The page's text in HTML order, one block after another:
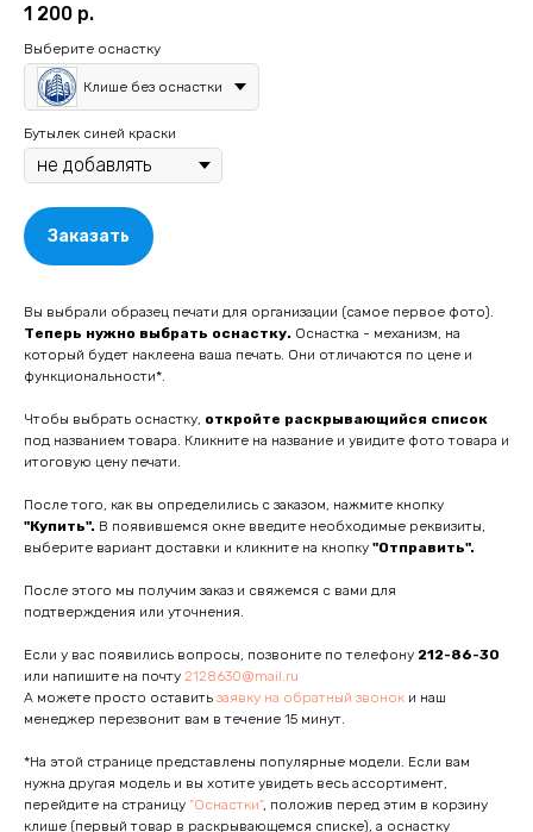
1 200 р.
Выберите оснастку
Клише без оснастки
Бутылек синей краски
Заказать
Вы выбрали образец печати для организации (самое первое фото).
Теперь нужно выбрать оснастку. Оснастка - механизм, на
который будет наклеена ваша печать. Они отличаются по цене и
функциональности*.
Чтобы выбрать оснастку, откройте раскрывающийся список
под названием товара. Кликните на название и увидите фото товара и
итоговую цену печати.
После того, как вы определились с заказом, нажмите кнопку
"Купить". В появившемся окне введите необходимые реквизиты,
выберите вариант доставки и кликните на кнопку "Отправить".
После этого мы получим заказ и свяжемся с вами для
подтверждения или уточнения.
Если у вас появились вопросы, позвоните по телефону 212-86-30
или напишите на почту 2128630@mail.ru
А можете просто оставить заявку на обратный звонок и наш
менеджер перезвонит вам в течение 15 минут.
*На этой странице представлены популярные модели. Если вам
нужна другая модель и вы хотите увидеть весь ассортимент,
перейдите на страницу "Оснастки", положив перед этим в корзину
клише (первый товар в раскрывающемся списке), а оснастку